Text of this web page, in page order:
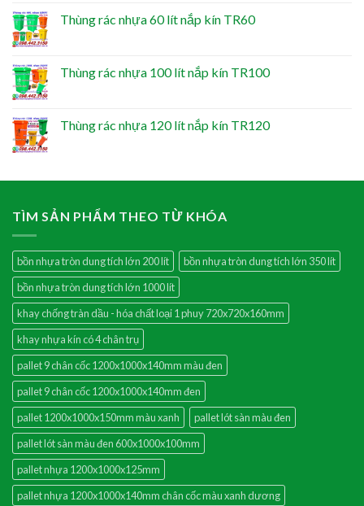
Thùng rác nhựa 60 lít nắp kín TR60
Thùng rác nhựa 100 lít nắp kín TR100
Thùng rác nhựa 120 lít nắp kín TR120
TÌM SẢN PHẨM THEO TỪ KHÓA
bồn nhựa tròn dung tích lớn 200 lít
bồn nhựa tròn dung tích lớn 350 lít
bồn nhựa tròn dung tích lớn 1000 lít
khay chống tràn dầu - hóa chất loại 1 phuy 720x720x160mm
khay nhựa kín có 4 chân trụ
pallet 9 chân cốc 1200x1000x140mm màu đen
pallet 9 chân cốc 1200x1000x140mm đen
pallet 1200x1000x150mm màu xanh
pallet lót sàn màu đen
pallet lót sàn màu đen 600x1000x100mm
pallet nhựa 1200x1000x125mm
pallet nhựa 1200x1000x140mm chân cốc màu xanh dương